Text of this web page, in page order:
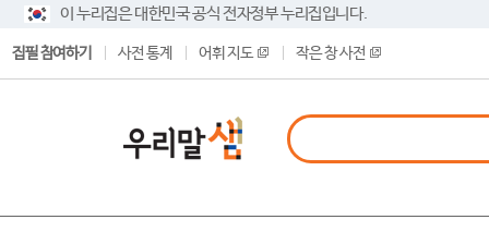
이 누리집은 대한민국 공식 전자정부 누리집입니다.
집필 참여하기 사전 통계 어휘 지도 작은 창 사전